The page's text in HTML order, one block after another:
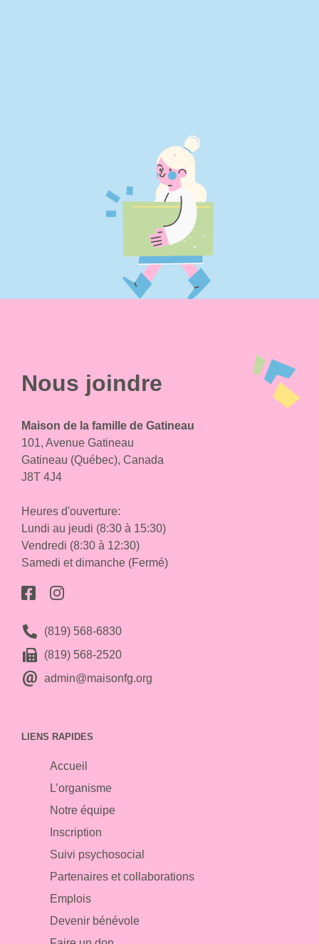
JE M'INSCRIS!
Nous joindre
Maison de la famille de Gatineau
101, Avenue Gatineau
Gatineau (Québec), Canada
J8T 4J4
Heures d'ouverture:
Lundi au jeudi (8:30 à 15:30)
Vendredi (8:30 à 12:30)
Samedi et dimanche (Fermé)
(819) 568-6830
(819) 568-2520
admin@maisonfg.org
LIENS RAPIDES
Accueil
L’organisme
Notre équipe
Inscription
Suivi psychosocial
Partenaires et collaborations
Emplois
Devenir bénévole